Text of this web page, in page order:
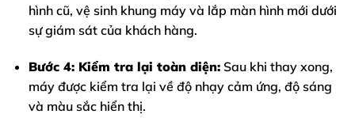
hình cũ, vệ sinh khung máy và lắp màn hình mới dưới
sự giám sát của khách hàng.
Bước 4: Kiểm tra lại toàn diện:Sau khi thay xong,
máy được kiểm tra lại về độ nhạy cảm ứng, độ sáng
và màu sắc hiển thị.